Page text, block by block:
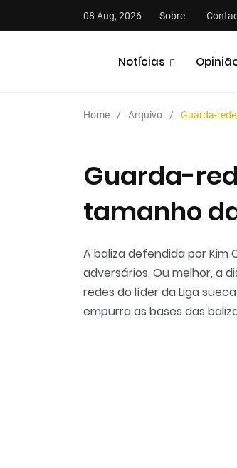
08 Aug, 2026 Sobre
Notícias
Home Arquivo Guarda-
Guarda-
tamanho
A baliza defendida por Kim
adversários. Ou melhor, a
redes do líder da Liga
empurra as bases das
Análises